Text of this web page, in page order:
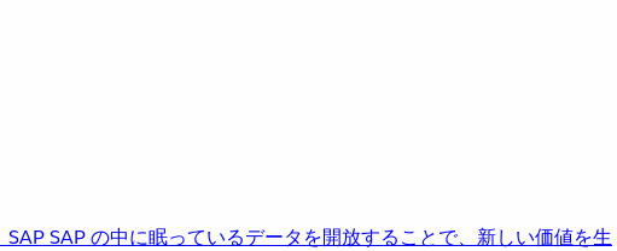
SAPSAP の中に眠っているデータを開放することで、新しい価値を生